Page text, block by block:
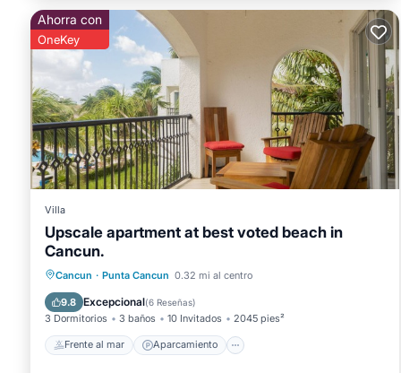
Ahorra con
OneKey
Villa
Upscale apartment at best voted beach in
Cancun.
Cancun · Punta Cancun 0.32 mi al centro
9.8 Excepcional(6 Reseñas)
3 Dormitorios 3 baños 10 Invitados 2045 pies²
Frente al mar Aparcamiento
Frente al mar Aparcamiento
Vista al mar